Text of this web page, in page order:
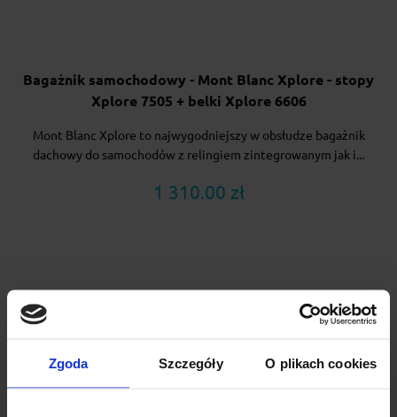
Zgoda Szczegóły O plikach cookies
Bagażnik samochodowy - Mont Blanc Xplore - stopy
Xplore 7505 + belki Xplore 6606
Mont Blanc Xplore to najwygodniejszy w obsłudze bagażnik
dachowy do samochodów z relingiem zintegrowanym jak i...
1 310.00 zł